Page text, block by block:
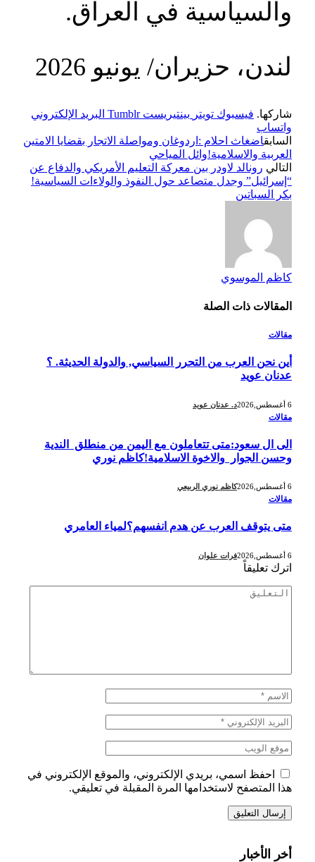
والسياسية في العراق.
لندن، حزيران/ يونيو 2026
شاركها. فيسبوك تويتر بينتيريست Tumblr البريد الإلكتروني
واتساب
السابقاضغاث احلام :اردوغان ومواصلة الاتجار بقضايا الامتين
العربية والاسلامية!وائل المياحي
التالي رونالد لاودر بين معركة التعليم الأمريكي والدفاع عن
“إسرائيل” وجدل متصاعد حول النفوذ والولاءات السياسية!
بكر السباتين
كاظم الموسوي
المقالاتذات الصلة
مقالات
أين نحن العرب من التحرر السياسي, والدولة الحديثة. ؟
عدنان عويد
د. عدنان عويد
مقالات
الى ال سعود:متى تتعاملون مع اليمن من منطلق الندية
وحسن الجوار والاخوة الاسلامية!كاظم نوري
كاظم نوري الربيعي
مقالات
متى يتوقف العرب عن هدم انفسهم؟لمياء العامري
فرات علوان
اترك تعليقاً
احفظ اسمي، بريدي الإلكتروني، والموقع الإلكتروني في
هذا المتصفح لاستخدامها المرة المقبلة في تعليقي.
أخر الأخبار